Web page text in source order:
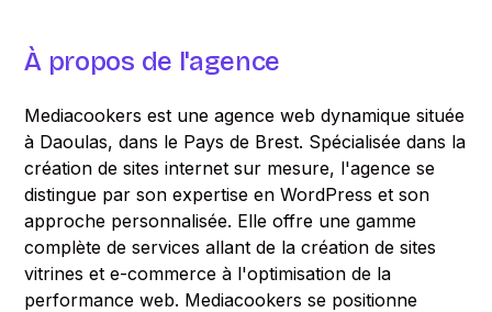
À propos de l'agence
Mediacookers est une agence web dynamique située
à Daoulas, dans le Pays de Brest. Spécialisée dans la
création de sites internet sur mesure, l'agence se
distingue par son expertise en WordPress et son
approche personnalisée. Elle offre une gamme
complète de services allant de la création de sites
vitrines et e-commerce à l'optimisation de la
performance web. Mediacookers se positionne